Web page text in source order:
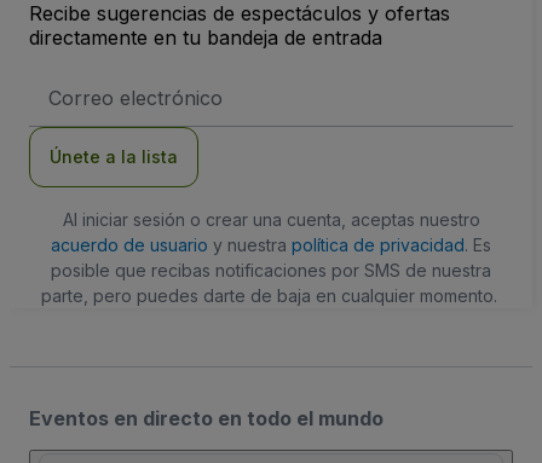
Recibe sugerencias de espectáculos y ofertas
directamente en tu bandeja de entrada
de
Únete a la lista
Al iniciar sesión o crear una cuenta, aceptas nuestro
acuerdo de usuario y nuestra política de privacidad. Es
posible que recibas notificaciones por SMS de nuestra
parte, pero puedes darte de baja en cualquier momento.
Eventos en directo en todo el mundo